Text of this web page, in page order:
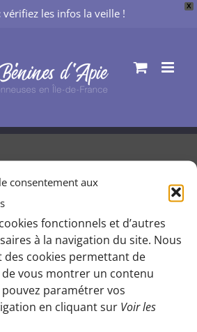
X
vérifiez les infos la veille !
consentement aux
fonctionnels et d’autres
à la navigation du site. Nous
des cookies permettant de
vous montrer un contenu
paramétrer vos
en cliquant sur Voir les